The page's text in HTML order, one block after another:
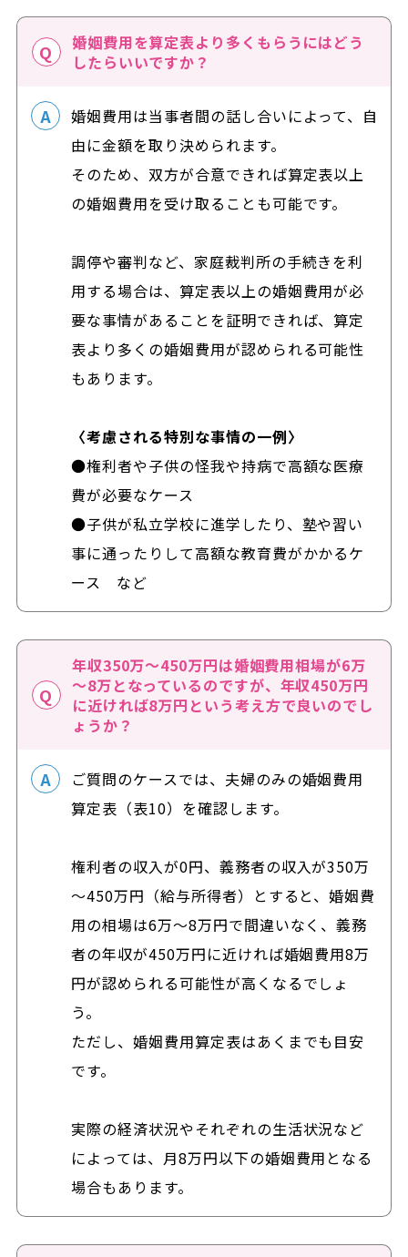
婚姻費用を算定表より多くもらうにはどう
したらいいですか？
婚姻費用は当事者間の話し合いによって、自
由に金額を取り決められます。
そのため、双方が合意できれば算定表以上
の婚姻費用を受け取ることも可能です。
調停や審判など、家庭裁判所の手続きを利
用する場合は、算定表以上の婚姻費用が必
要な事情があることを証明できれば、算定
表より多くの婚姻費用が認められる可能性
もあります。
〈考慮される特別な事情の一例〉
●権利者や子供の怪我や持病で高額な医療
費が必要なケース
●子供が私立学校に進学したり、塾や習い
事に通ったりして高額な教育費がかかるケ
ース など
年収350万～450万円は婚姻費用相場が6万
～8万となっているのですが、年収450万円
に近ければ8万円という考え方で良いのでし
ょうか？
ご質問のケースでは、夫婦のみの婚姻費用
算定表（表10）を確認します。
権利者の収入が0円、義務者の収入が350万
～450万円（給与所得者）とすると、婚姻費
用の相場は6万～8万円で間違いなく、義務
者の年収が450万円に近ければ婚姻費用8万
円が認められる可能性が高くなるでしょ
う。
ただし、婚姻費用算定表はあくまでも目安
です。
実際の経済状況やそれぞれの生活状況など
によっては、月8万円以下の婚姻費用となる
場合もあります。